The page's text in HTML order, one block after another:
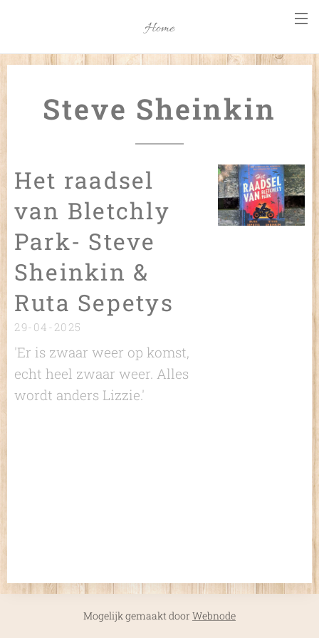
Home
Steve Sheinkin
Het raadsel
van Bletchly
Park- Steve
Sheinkin &
Ruta Sepetys
29-04-2025
'Er is zwaar weer op komst,
echt heel zwaar weer. Alles
wordt anders Lizzie.'
Mogelijk gemaakt doorWebnode